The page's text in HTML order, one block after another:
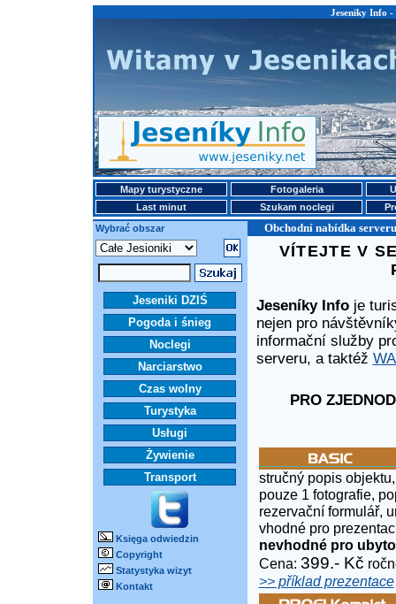
Jeseniky Info
Mapy turystyczne Fotogaleria
Last minut
Szukam noclegi
Wybrać obszar
Obchodní nabídka
Jeseniki DZIŚ
Pogoda i śnieg
Noclegi
Narciarstwo
Czas wolny
Turystyka
Usługi
Żywienie
Transport
Księga odwiedzin
Copyright
Statystyka wizyt
Kontakt
VÍTEJTE V
Jeseníky Infoje
nejen pro
informační služby
serveru, a taktéž
PRO
stručný popis
pouze 1 fotografie,
rezervační formulář,
vhodné pro
nevhodné pro
Cena: 399.- Kč
>> příklad prezentace